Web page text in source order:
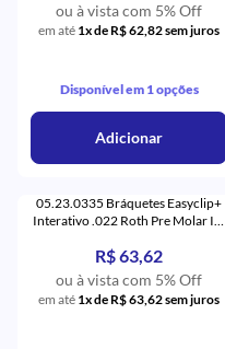
ou à vista com 5% Off
em até 1x de R$ 62,82 sem juros
Disponível em 1 opções
Adicionar
05.23.0335 Bráquetes Easyclip+
Interativo .022 Roth Pre Molar Inf
- Aditek
R$ 63,62
ou à vista com 5% Off
em até 1x de R$ 63,62 sem juros